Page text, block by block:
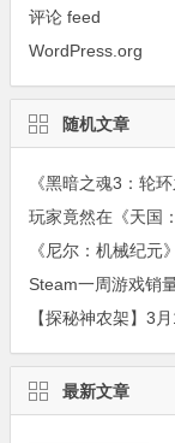
评论 feed
WordPress.org
随机文章
玩家竟然在《天国
最新文章